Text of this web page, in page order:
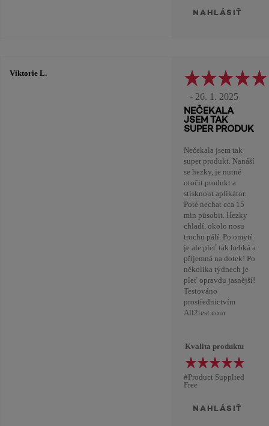
NAHLÁSIŤ
Viktorie L.
- 26. 1. 2025
NEČEKALA
JSEM TAK
SUPER PRODUK
Nečekala jsem tak
super produkt. Nanáší
se hezky, je nutné
otočit produkt a
stisknout aplikátor.
Poté nechat cca 15
min působit. Hezky
chladí, okolo nosu
trochu pálí. Po omytí
je ale pleť tak hebká a
příjemná na dotek! Po
několika týdnech je
pleť opravdu jasnější!
Testováno
prostřednictvím
All2test.com
Kvalita produktu
#Product Supplied
Free
NAHLÁSIŤ